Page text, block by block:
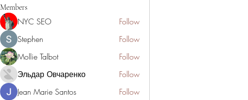
Members
NYC SEO
Follow
Stephen
Follow
Mollie Talbot
Follow
Эльдар Овчаренко
Follow
Jean Marie Santos
Follow